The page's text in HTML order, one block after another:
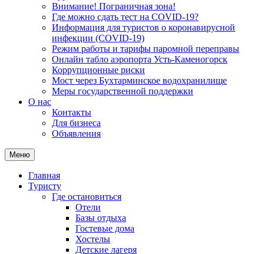
Внимание! Пограничная зона!
Где можно сдать тест на COVID-19?
Информация для туристов о коронавирусной
инфекции (COVID-19)
Режим работы и тарифы паромной переправы
Онлайн табло аэропорта Усть-Каменогорск
Коррупционные риски
Мост через Бухтарминское водохранилище
Меры государственной поддержки
О нас
Контакты
Для бизнеса
Объявления
Меню
Главная
Туристу
Где остановиться
Отели
Базы отдыха
Гостевые дома
Хостелы
Детские лагеря